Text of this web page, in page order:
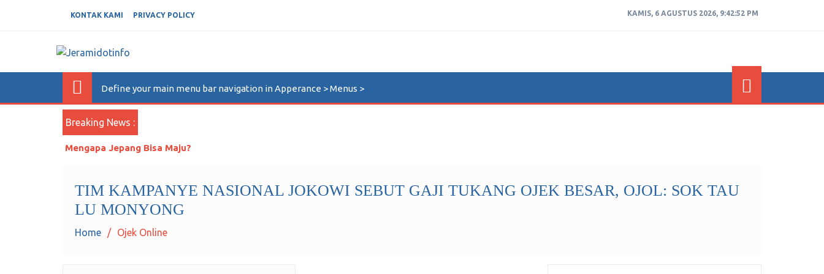
KONTAK KAMI PRIVACY POLICY KAMIS, 6 AGUSTUS 2026, 9:42:52 PM
Define your main menu bar navigation in Apperance > Menus >
Breaking News :
Mengapa Jepang Bisa Maju?
TIM KAMPANYE NASIONAL JOKOWI SEBUT GAJI TUKANG OJEK BESAR, OJOL: SOK TAU
LU MONYONG
Home Ojek Online